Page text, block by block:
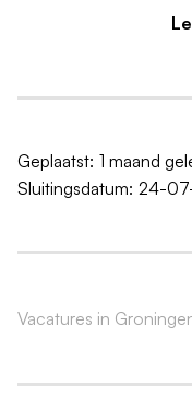
Je bedenkt de
doorontwikkeling
aansluit bij de
Voor het boek:
uitdagen om
Voor de online
Geplaatst: 1 maand
Sluitingsdatum: 24-
Vacatures in